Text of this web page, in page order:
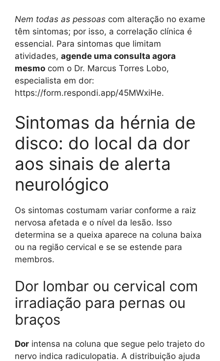
Nem todas as pessoas com alteração no exame
têm sintomas; por isso, a correlação clínica é
essencial. Para sintomas que limitam
atividades, agende uma consulta agora
mesmo com o Dr. Marcus Torres Lobo,
especialista em dor:
https://form.respondi.app/45MWxiHe.
Sintomas da hérnia de
disco: do local da dor
aos sinais de alerta
neurológico
Os sintomas costumam variar conforme a raiz
nervosa afetada e o nível da lesão. Isso
determina se a queixa aparece na coluna baixa
ou na região cervical e se se estende para
membros.
Dor lombar ou cervical com
irradiação para pernas ou
braços
Dor intensa na coluna que segue pelo trajeto do
nervo indica radiculopatia. A distribuição ajuda